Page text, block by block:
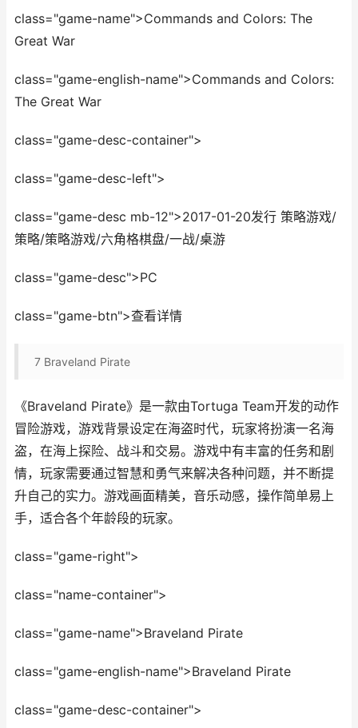
class="game-name">Commands and Colors: The
Great War
class="game-english-name">Commands and Colors:
The Great War
class="game-desc-container">
class="game-desc-left">
class="game-desc mb-12">2017-01-20发行 策略游戏/
策略/策略游戏/六角格棋盘/一战/桌游
class="game-desc">PC
class="game-btn">查看详情
7 Braveland Pirate
《Braveland Pirate》是一款由Tortuga Team开发的动作
冒险游戏，游戏背景设定在海盗时代，玩家将扮演一名海
盗，在海上探险、战斗和交易。游戏中有丰富的任务和剧
情，玩家需要通过智慧和勇气来解决各种问题，并不断提
升自己的实力。游戏画面精美，音乐动感，操作简单易上
手，适合各个年龄段的玩家。
class="game-right">
class="name-container">
class="game-name">Braveland Pirate
class="game-english-name">Braveland Pirate
class="game-desc-container">